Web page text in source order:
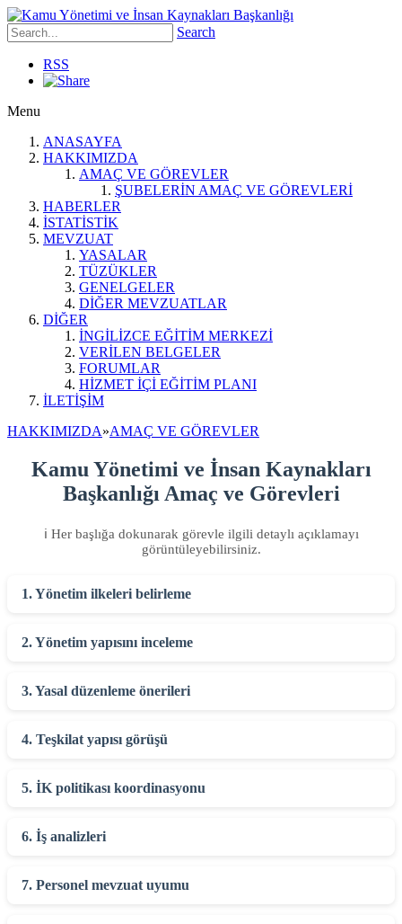
Search
RSS
Menu
ANASAYFA
HAKKIMIZDA
AMAÇ VE GÖREVLER
ŞUBELERİN AMAÇ VE GÖREVLERİ
HABERLER
İSTATİSTİK
MEVZUAT
YASALAR
TÜZÜKLER
GENELGELER
DİĞER MEVZUATLAR
DİĞER
İNGİLİZCE EĞİTİM MERKEZİ
VERİLEN BELGELER
FORUMLAR
HİZMET İÇİ EĞİTİM PLANI
İLETİŞİM
HAKKIMIZDA»AMAÇ VE GÖREVLER
Kamu Yönetimi ve İnsan Kaynakları
Başkanlığı Amaç ve Görevleri
ℹ️ Her başlığa dokunarak görevle ilgili detaylı açıklamayı
görüntüleyebilirsiniz.
1. Yönetim ilkeleri belirleme
2. Yönetim yapısını inceleme
3. Yasal düzenleme önerileri
4. Teşkilat yapısı görüşü
5. İK politikası koordinasyonu
6. İş analizleri
7. Personel mevzuat uyumu